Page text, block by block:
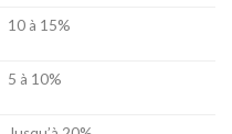
10 à 15%
5 à 10%